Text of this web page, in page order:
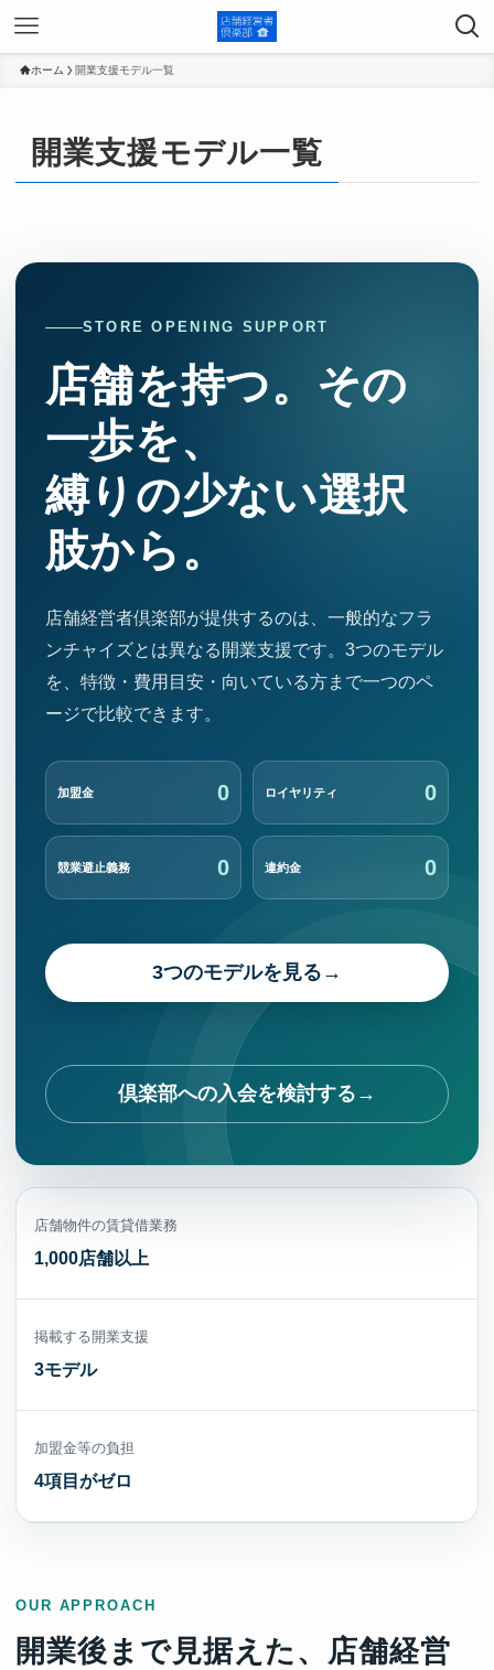
ホーム 開業支援モデル一覧
開業支援モデル一覧
STORE OPENING SUPPORT
店舗を持つ。その
一歩を、
縛りの少ない選択
肢から。
店舗経営者倶楽部が提供するのは、一般的なフラ
ンチャイズとは異なる開業支援です。3つのモデル
を、特徴・費用目安・向いている方まで一つのペ
ージで比較できます。
加盟金 0 ロイヤリティ 0
競業避止義務 0 違約金 0
3つのモデルを見る
倶楽部への入会を検討する
店舗物件の賃貸借業務
1,000店舗以上
掲載する開業支援
3モデル
加盟金等の負担
4項目がゼロ
OUR APPROACH
開業後まで見据えた、店舗経営